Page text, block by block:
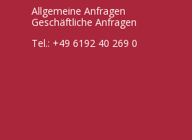
Allgemeine Anfragen
Geschäftliche Anfragen
Tel.: +49 6192 40 269 0